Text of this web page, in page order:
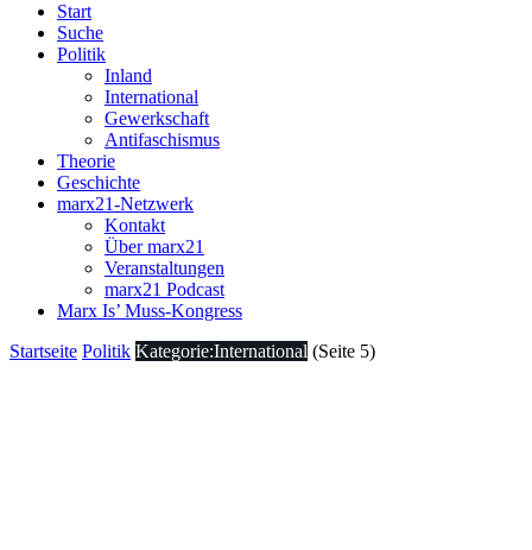
Start
Suche
Politik
Inland
International
Gewerkschaft
Antifaschismus
Theorie
Geschichte
marx21-Netzwerk
Kontakt
Über marx21
Veranstaltungen
marx21 Podcast
Marx Is’ Muss-Kongress
Startseite Politik Kategorie:International (Seite 5)